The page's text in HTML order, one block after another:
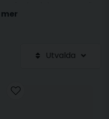
är väldigt stor skillnad på
kan du förbättra sikten
Utvalda